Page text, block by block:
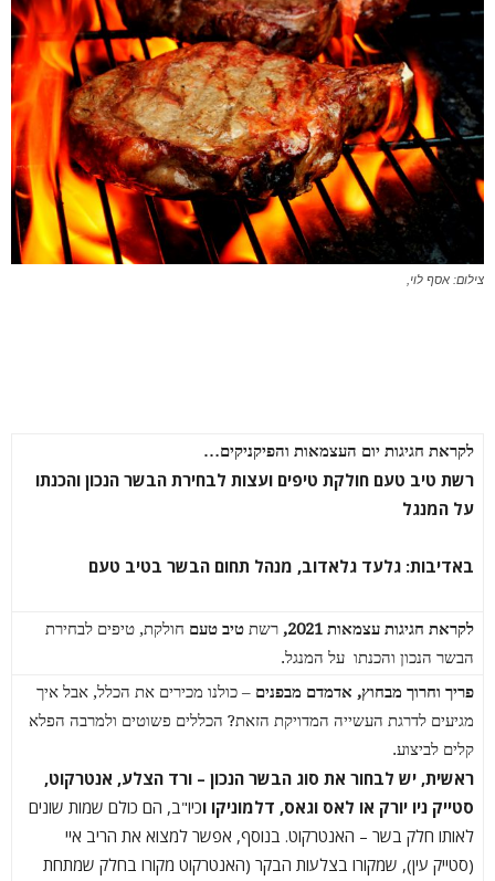
צילום: אסף לוי,
לקראת חגיגות יום העצמאות והפיקניקים…
רשת טיב טעם חולקת טיפים ועצות לבחירת הבשר הנכון והכנתו
על המנגל
באדיבות: גלעד גלאדוב, מנהל תחום הבשר בטיב טעם
לקראת חגיגות עצמאות 2021, רשת טיב טעם חולקת, טיפים לבחירת
הבשר הנכון והכנתו על המנגל.
פריך וחרוך מבחוץ, אדמדם מבפנים – כולנו מכירים את הכלל, אבל איך
מגיעים לדרגת העשייה המדויקת הזאת? הכללים פשוטים ולמרבה הפלא
קלים לביצוע.
ראשית, יש לבחור את סוג הבשר הנכון – ורד הצלע, אנטרקוט,
סטייק ניו יורק או לאס וגאס, דלמוניקו וכיו"ב, הם כולם שמות שונים
לאותו חלק בשר – האנטרקוט. בנוסף, אפשר למצוא את הריב איי
(סטייק עין), שמקורו בצלעות הבקר (האנטרקוט מקורו בחלק שמתחת